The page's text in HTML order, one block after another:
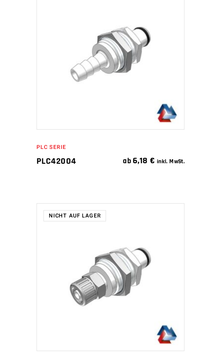
IN DEN WARENKORB
PLC SERIE
PLC42004 ab 6,18€ inkl. MwSt.
NICHT AUF LAGER
WEITERLESEN